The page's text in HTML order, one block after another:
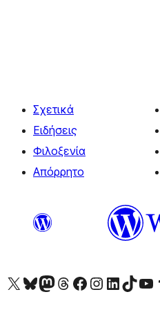
Σχετικά
Ειδήσεις
Φιλοξενία
Απόρρητο
Visit our X (formerly Twitter) account
Visit our Bluesky account
Επισκεφθείτε τον λογαριασμό μας στο Mastodon
Visit our Threads account
Επισκεφτείτε τη σελίδα μας στο Facebook
Επισκεφθείτε τον λογαριασμό μας Instagram
Επισκεφθείτε τον λογαριασμό μας
Visit our TikTok
Visit our